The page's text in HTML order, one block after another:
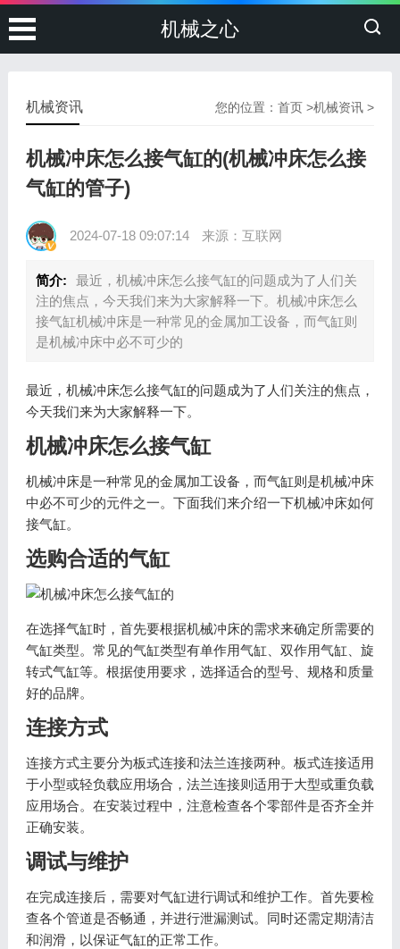
机械之心
您的位置：首页 >机械资讯 >
机械资讯
机械冲床怎么接气缸的(机械冲床怎么接
气缸的管子)
2024-07-18 09:07:14 来源：互联网
简介:
最近，机械冲床怎么接气缸的问题成为了人们关
注的焦点，今天我们来为大家解释一下。机械冲床怎么
接气缸机械冲床是一种常见的金属加工设备，而气缸则
是机械冲床中必不可少的
最近，机械冲床怎么接气缸的问题成为了人们关注的焦点，
今天我们来为大家解释一下。
机械冲床怎么接气缸
机械冲床是一种常见的金属加工设备，而气缸则是机械冲床
中必不可少的元件之一。下面我们来介绍一下机械冲床如何
接气缸。
选购合适的气缸
在选择气缸时，首先要根据机械冲床的需求来确定所需要的
气缸类型。常见的气缸类型有单作用气缸、双作用气缸、旋
转式气缸等。根据使用要求，选择适合的型号、规格和质量
好的品牌。
连接方式
连接方式主要分为板式连接和法兰连接两种。板式连接适用
于小型或轻负载应用场合，法兰连接则适用于大型或重负载
应用场合。在安装过程中，注意检查各个零部件是否齐全并
正确安装。
调试与维护
在完成连接后，需要对气缸进行调试和维护工作。首先要检
查各个管道是否畅通，并进行泄漏测试。同时还需定期清洁
和润滑，以保证气缸的正常工作。